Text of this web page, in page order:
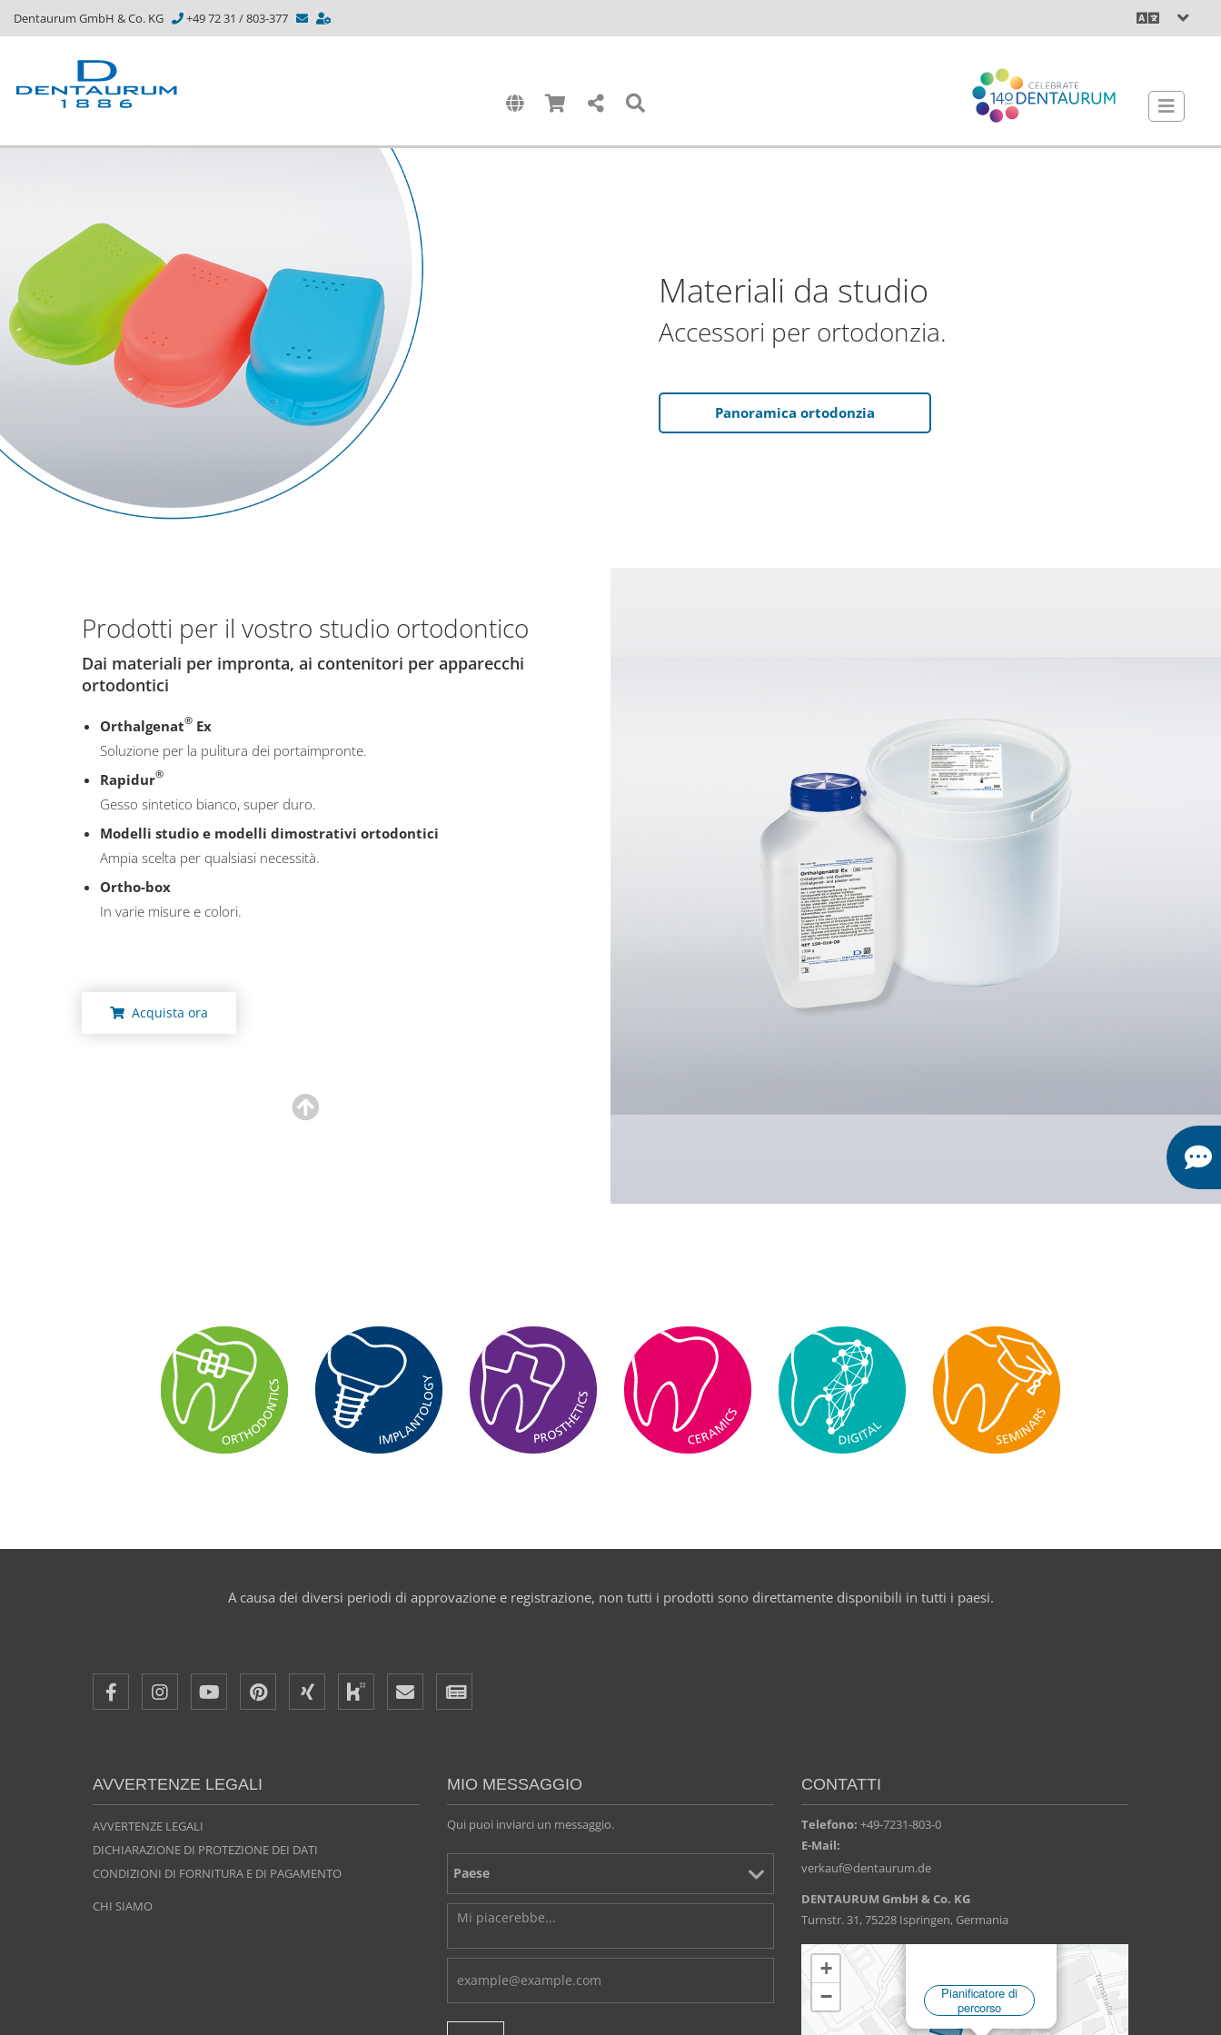
Dentaurum GmbH & Co. KG +49 72 31 / 803-377
Materiali da studio
Accessori per ortodonzia.
Panoramica ortodonzia
Prodotti per il vostro studio ortodontico
Dai materiali per impronta, ai contenitori per apparecchi
ortodontici
Orthalgenat® Ex
Soluzione per la pulitura dei portaimpronte.
Rapidur®
Gesso sintetico bianco, super duro.
Modelli studio e modelli dimostrativi ortodontici
Ampia scelta per qualsiasi necessità.
Ortho-box
In varie misure e colori.
Acquista ora
A causa dei diversi periodi di approvazione e registrazione, non tutti i prodotti sono direttamente disponibili in tutti i paesi.
AVVERTENZE LEGALI
AVVERTENZE LEGALI
DICHIARAZIONE DI PROTEZIONE DEI DATI
CONDIZIONI DI FORNITURA E DI PAGAMENTO
CHI SIAMO
MIO MESSAGGIO
Qui puoi inviarci un messaggio.
CONTATTI
Telefono: +49-7231-803-0
E-Mail:
verkauf@dentaurum.de
DENTAURUM GmbH & Co. KG
Turnstr. 31, 75228 Ispringen, Germania